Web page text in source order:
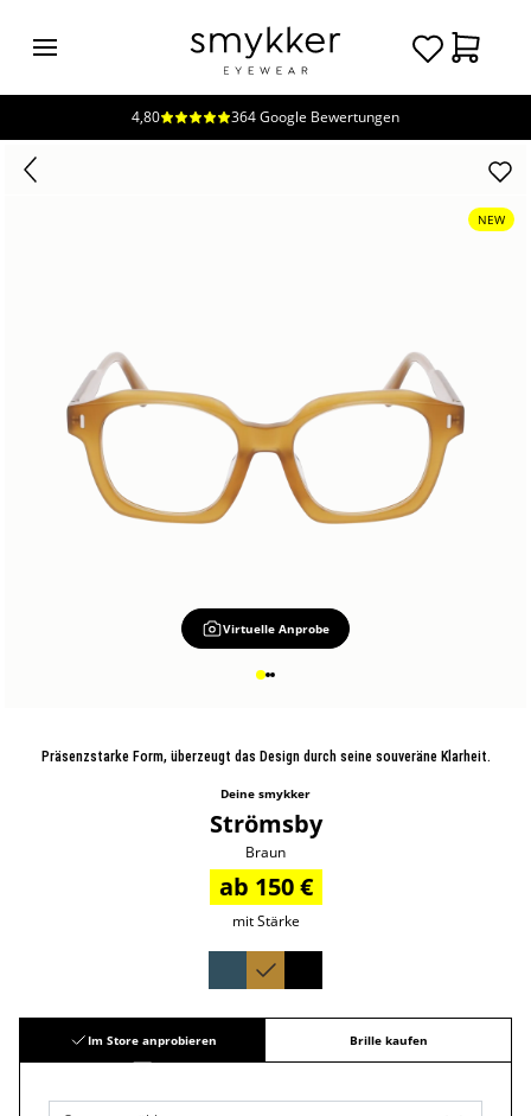
Login
Unsere
Preise
Kontakt
Jobs
Kostenfreie Typberatung
Kostenfreier Sehtest
4,80 364 Google Bewertungen
Virtuelle Anprobe
NEW
Präsenzstarke Form, überzeugt das Design durch seine souveräne Klarheit.
Deine smykker
Strömsby
Braun
ab 150 €
mit Stärke
Im Store anprobieren Brille kaufen